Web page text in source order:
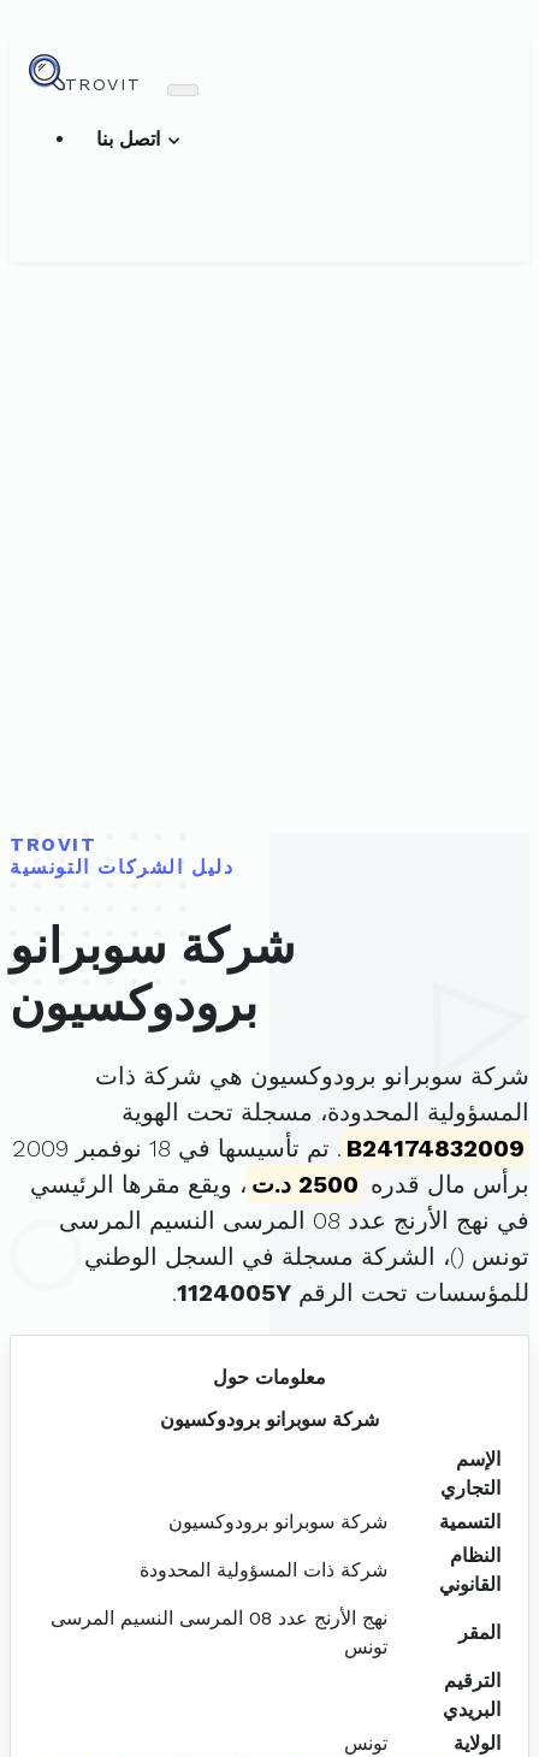
TROVIT
TROVIT
دليل الشركات التونسية
شركة سوبرانو
برودوكسيون
شركة سوبرانو برودوكسيون هي شركة ذات
المسؤولية المحدودة، مسجلة تحت الهوية
B24174832009
. تم تأسيسها في 18 نوفمبر 2009
برأس مال قدره 2500 د.ت
، ويقع مقرها الرئيسي
في نهج الأرنج عدد 08 المرسى النسيم المرسى
تونس ()، الشركة مسجلة في السجل الوطني
للمؤسسات تحت الرقم 1124005Y
.
معلومات حول
شركة سوبرانو برودوكسيون
الإسم
التجاري
التسمية
شركة سوبرانو برودوكسيون
النظام
القانوني
شركة ذات المسؤولية المحدودة
المقر
نهج الأرنج عدد 08 المرسى النسيم المرسى
تونس
الترقيم
البريدي
الولاية
تونس